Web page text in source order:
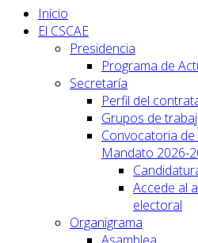
Inicio
El CSCAE
Presidencia
Programa de
Secretaría
Perfil del
Grupos de
Convocatoria de
Mandato 2026-
Accede al
electoral
Organigrama